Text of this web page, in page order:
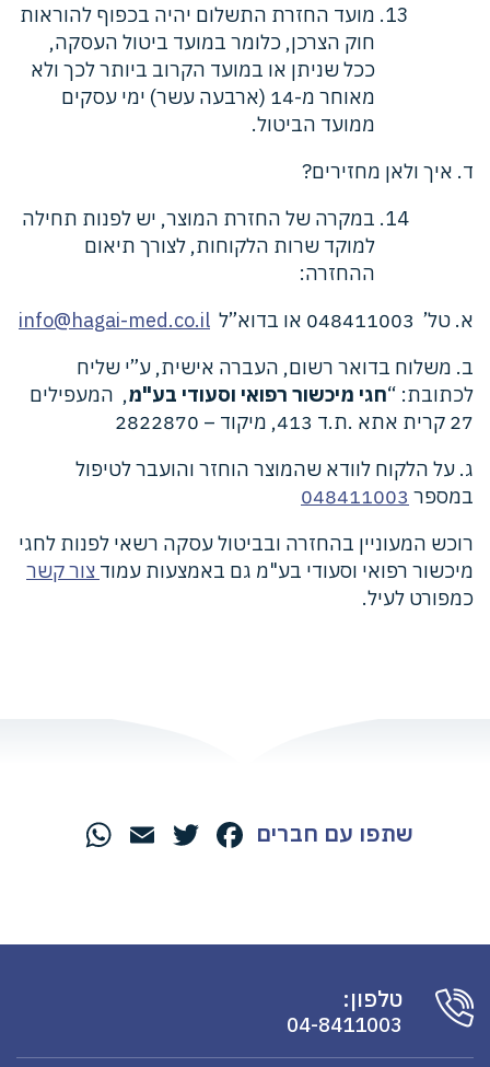
מועד החזרת התשלום יהיה בכפוף להוראות
חוק הצרכן, כלומר במועד ביטול העסקה,
ככל שניתן או במועד הקרוב ביותר לכך ולא
מאוחר מ-14 (ארבעה עשר) ימי עסקים
ממועד הביטול.
ד. איך ולאן מחזירים?
במקרה של החזרת המוצר, יש לפנות תחילה
למוקד שרות הלקוחות, לצורך תיאום
ההחזרה:
א. טל’ 048411003 או בדוא”ל
info@hagai-med.co.il
ב. משלוח בדואר רשום, העברה אישית, ע”י שליח
לכתובת: “חגי מיכשור רפואי וסעודי בע"מ, המעפילים
27 קרית אתא .ת.ד 413, מיקוד – 2822870
ג. על הלקוח לוודא שהמוצר הוחזר והועבר לטיפול
במספר 048411003
רוכש המעוניין בהחזרה ובביטול עסקה רשאי לפנות לחגי
מיכשור רפואי וסעודי בע"מ גם באמצעות עמוד צור קשר
כמפורט לעיל.
שתפו עם חברים Facebook
Twitter
Email
טלפון:
04-8411003